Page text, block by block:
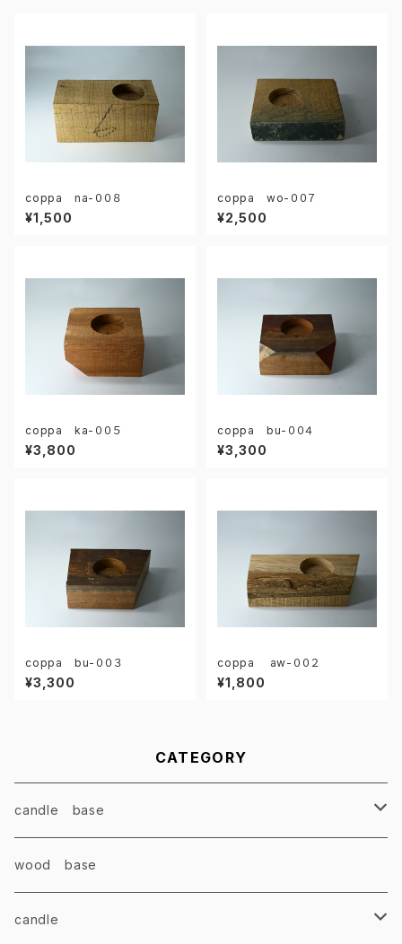
coppa na-００８
¥1,500
coppa wo-００７
¥2,500
coppa ka-００５
¥3,800
coppa bu-００４
¥3,300
coppa bu-００３
¥3,300
coppa aw-００２
¥1,800
CATEGORY
candle base
parched
high lighter
wood base
candle